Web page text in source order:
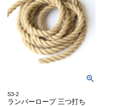
S3-2
ランバーロープ 三つ打ち